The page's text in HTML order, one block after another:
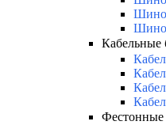
Кабельные
Фестонные